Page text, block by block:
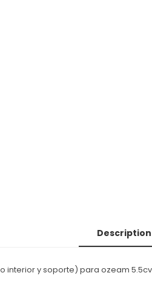
Description
y soporte) para ozeam